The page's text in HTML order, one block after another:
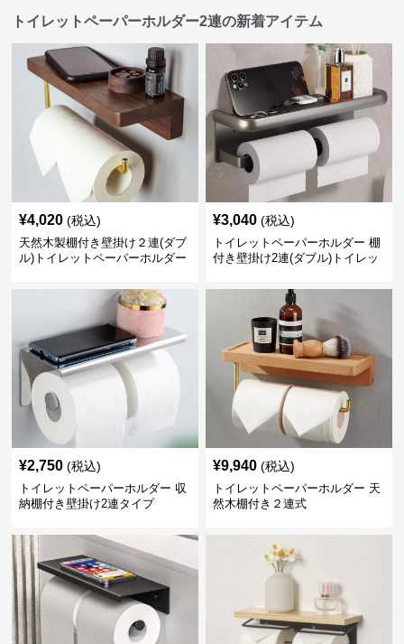
トイレットペーパーホルダー2連の新着アイテム
¥4,020 (税込)
天然木製棚付き壁掛け２連(ダブ
ル)トイレットペーパーホルダー
¥3,040 (税込)
トイレットペーパーホルダー 棚
付き壁掛け2連(ダブル)トイレッ
¥2,750 (税込)
トイレットペーパーホルダー 収
納棚付き壁掛け2連タイプ
¥9,940 (税込)
トイレットペーパーホルダー 天
然木棚付き２連式